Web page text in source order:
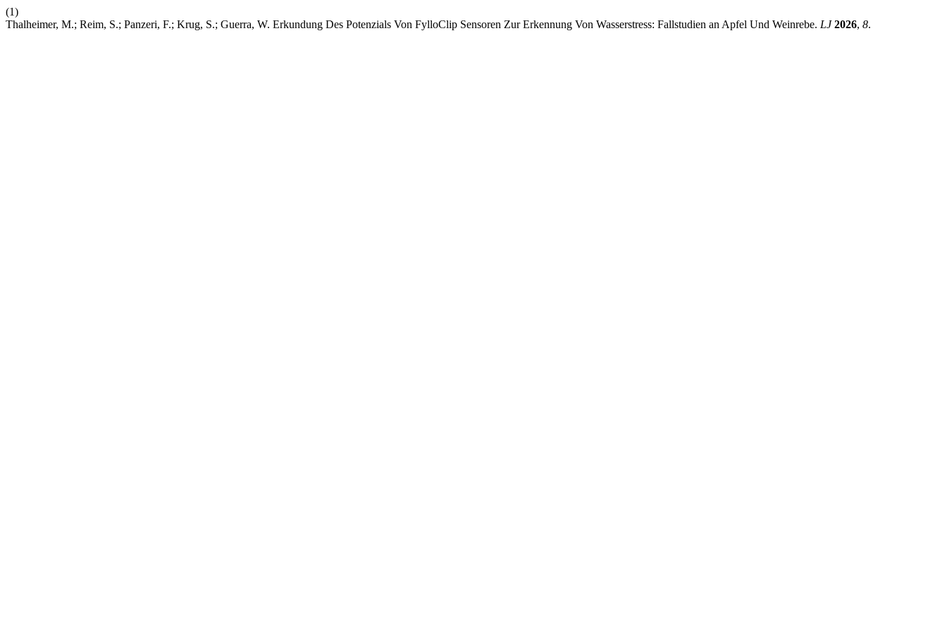
(1)
Thalheimer, M.; Reim, S.; Panzeri, F.; Krug, S.; Guerra, W. Erkundung Des Potenzials Von FylloClip Sensoren Zur Erkennung Von Wasserstress: Fallstudien an Apfel Und Weinrebe. LJ 2026, 8.